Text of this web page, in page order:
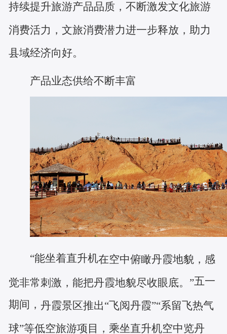
持续提升旅游产品品质，不断激发文化旅游
消费活力，文旅消费潜力进一步释放，助力
县域经济向好。
产品业态供给不断丰富
“能坐着直升机在空中俯瞰丹霞地貌，感
觉非常刺激，能把丹霞地貌尽收眼底。 ”五一
期间，丹霞景区推出“飞阅丹霞”“系留飞热气
球”等低空旅游项目，乘坐直升机空中览丹